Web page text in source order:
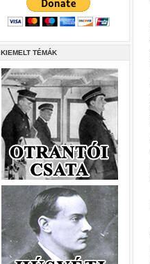
KIEMELT TÉMÁK